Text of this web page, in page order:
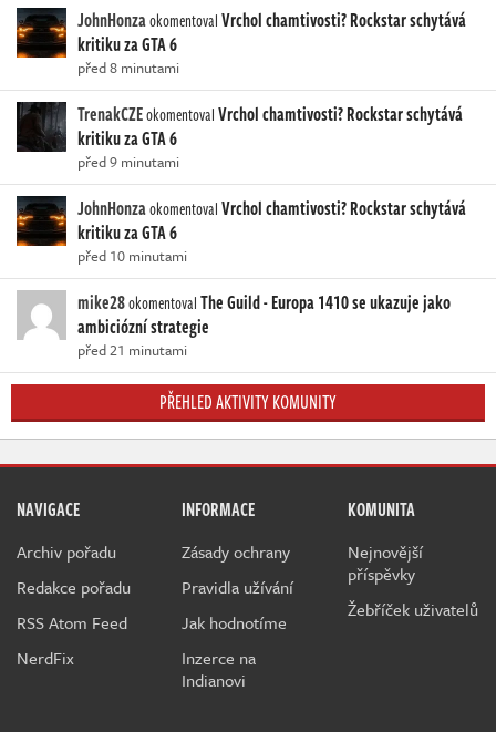
JohnHonzaokomentovalVrchol chamtivosti? Rockstar schytává
kritiku za GTA 6
před 8 minutami
TrenakCZEokomentovalVrchol chamtivosti? Rockstar schytává
kritiku za GTA 6
před 9 minutami
JohnHonzaokomentovalVrchol chamtivosti? Rockstar schytává
kritiku za GTA 6
před 10 minutami
mike28okomentovalThe Guild - Europa 1410 se ukazuje jako
ambiciózní strategie
před 21 minutami
PŘEHLED AKTIVITY KOMUNITY
NAVIGACE
Archiv pořadu
Redakce pořadu
RSS Atom Feed
NerdFix
INFORMACE
Zásady ochrany
Pravidla užívání
Jak hodnotíme
Inzerce na
Indianovi
KOMUNITA
Nejnovější
příspěvky
Žebříček uživatelů